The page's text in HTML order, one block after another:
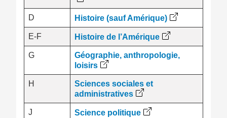
D Histoire (sauf Amérique)
E-F Histoire de l’Amérique
G
Géographie, anthropologie,
loisirs
H
Sciences sociales et
administratives
J Science politique